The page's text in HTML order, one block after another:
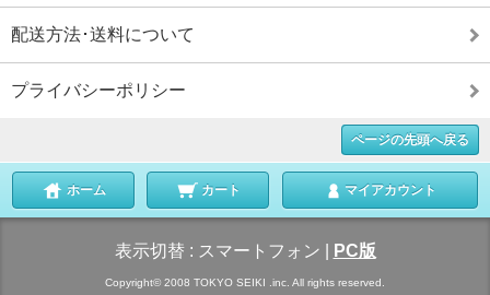
配送方法･送料について
プライバシーポリシー
ページの先頭へ戻る
ホーム カート マイアカウント
表示切替 : スマートフォン PC版
Copyright© 2008 TOKYO SEIKI .inc. All rights reserved.